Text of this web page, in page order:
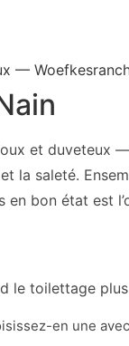
et
saleté.
en bon état
le toilettage
en une